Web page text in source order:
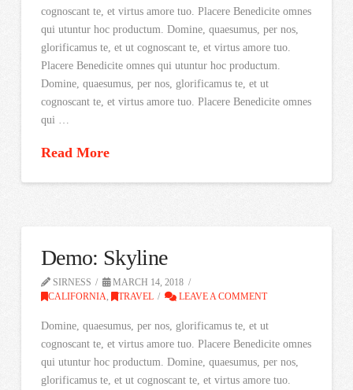
cognoscant te, et virtus amore tuo. Placere Benedicite omnes
qui utuntur hoc productum. Domine, quaesumus, per nos,
glorificamus te, et ut cognoscant te, et virtus amore tuo.
Placere Benedicite omnes qui utuntur hoc productum.
Domine, quaesumus, per nos, glorificamus te, et ut
cognoscant te, et virtus amore tuo. Placere Benedicite omnes
qui …
Read More
Demo: Skyline
SIRNESS
MARCH 14, 2018
CALIFORNIA, TRAVEL LEAVE A COMMENT
Domine, quaesumus, per nos, glorificamus te, et ut
cognoscant te, et virtus amore tuo. Placere Benedicite omnes
qui utuntur hoc productum. Domine, quaesumus, per nos,
glorificamus te, et ut cognoscant te, et virtus amore tuo.